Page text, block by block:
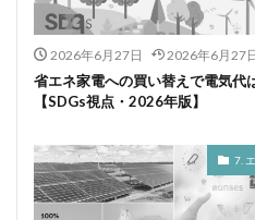
2026年6月27日 2026年6月27
省エネ家電への買い替えで電気代
【SDGs視点・2026年版】
7.